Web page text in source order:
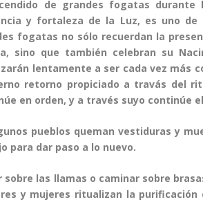
de grandes fogatas
y fortaleza de la Luz, es uno
fogatas no sólo recuerdan la
sino que también celebran su
lentamente a ser cada vez más
retorno propiciado a travás del
en orden, y a través suyo continúe
pueblos queman vestiduras y
para dar paso a lo nuevo.
sobre las llamas o caminar sobre
y mujeres ritualizan la